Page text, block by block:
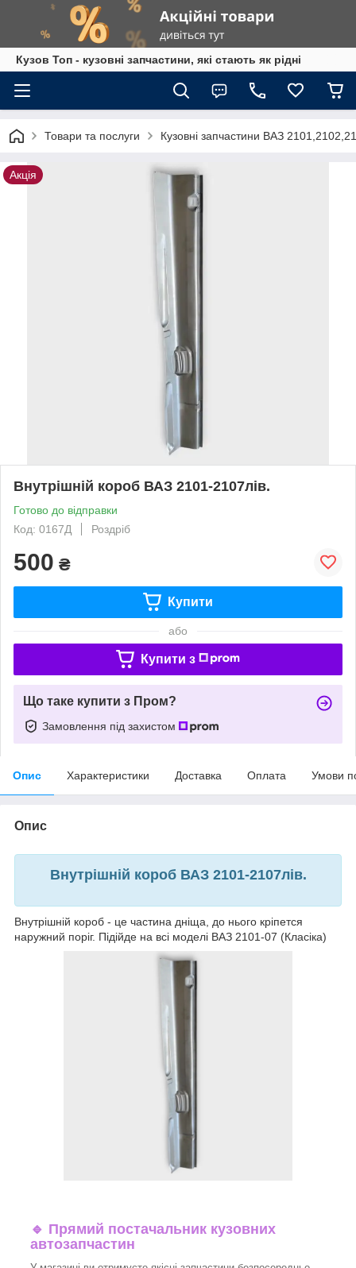
Кузов Топ - кузовні запчастини, які стають як рідні
Товари та послуги Кузовні запчастини ВАЗ
Акція
Внутрішній короб ВАЗ 2101-2107лів.
Готово до відправки
Код: 0167Д
Роздріб
500 ₴
Купити
або
Купити з
Що таке купити з Пром?
Замовлення під захистом
Опис Характеристики Доставка Оплата Умови
Опис
Внутрішній короб ВАЗ 2101-2107лів.
Внутрішній короб - це частина дніща, до нього кріпется
наружний поріг. Підійде на всі моделі ВАЗ 2101-07 (Класіка)
🔹 Прямий постачальник кузовних
автозапчастин